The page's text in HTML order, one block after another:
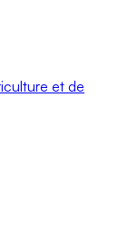
et de